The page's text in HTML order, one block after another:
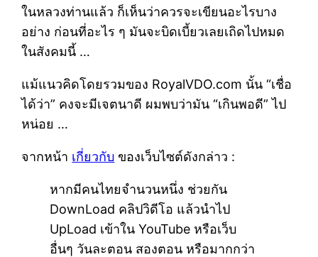
ในหลวงท่านแล้ว ก็เห็นว่าควรจะเขียนอะไรบาง
อย่าง ก่อนที่อะไร ๆ มันจะบิดเบี้ยวเลยเถิดไปหมด
ในสังคมนี้ …
แม้แนวคิดโดยรวมของ RoyalVDO.com นั้น “เชื่อ
ได้ว่า” คงจะมีเจตนาดี ผมพบว่ามัน “เกินพอดี” ไป
หน่อย …
จากหน้า เกี่ยวกับ ของเว็บไซต์ดังกล่าว :
หากมีคนไทยจำนวนหนึ่ง ช่วยกัน
DownLoad คลิปวิดีโอ แล้วนำไป
UpLoad เข้าใน YouTube หรือเว็บ
อื่นๆ วันละตอน สองตอน หรือมากกว่า